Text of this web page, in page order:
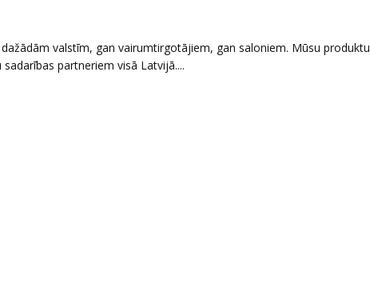
valstīm, gan vairumtirgotājiem, gan saloniem. Mūsu produktu
partneriem visā Latvijā....